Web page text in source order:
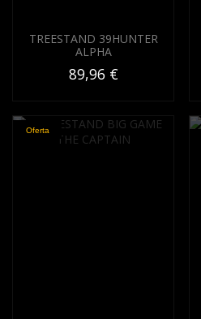
TREESTAND 39HUNTER
ALPHA
89,96 €
Oferta